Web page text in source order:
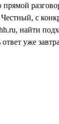
с
найти
уже